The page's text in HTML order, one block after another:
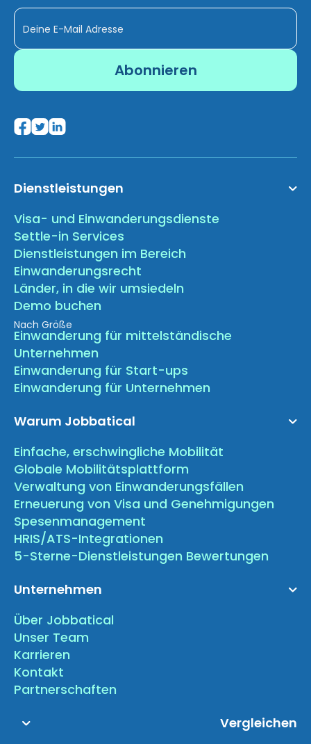
Dienstleistungen
Visa- und Einwanderungsdienste
Settle-in Services
Dienstleistungen im Bereich
Einwanderungsrecht
Länder, in die wir umsiedeln
Demo buchen
Nach Größe
Einwanderung für mittelständische
Unternehmen
Einwanderung für Start-ups
Einwanderung für Unternehmen
Warum Jobbatical
Einfache, erschwingliche Mobilität
Globale Mobilitätsplattform
Verwaltung von Einwanderungsfällen
Erneuerung von Visa und Genehmigungen
Spesenmanagement
HRIS/ATS-Integrationen
5-Sterne-Dienstleistungen Bewertungen
Unternehmen
Über Jobbatical
Unser Team
Karrieren
Kontakt
Partnerschaften
Vergleichen